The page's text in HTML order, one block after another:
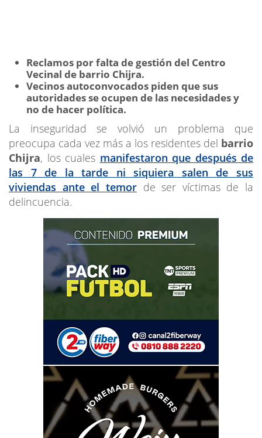
Reclamos por falta de gestión del Centro
Vecinal de barrio Chijra.
Vecinos autoconvocados piden que sus
autoridades se ocupen de las necesidades y
no de hacer política.
La inseguridad se volvió un problema que
preocupa cada vez más a los residentes del barrio
Chijra, los cuales manifestaron que después de
las 7 de la tarde ni siquiera salen de sus
viviendas ante el temorde ser víctimas de la
delincuencia.